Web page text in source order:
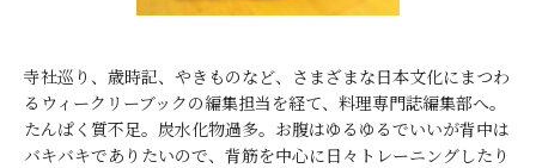
寺社巡り、歳時記、やきものなど、さまざまな日本文化にまつわ
るウィークリーブックの編集担当を経て、料理専門誌編集部へ。
たんぱく質不足。炭水化物過多。お腹はゆるゆるでいいが背中は
バキバキでありたいので、背筋を中心に日々トレーニングしたり